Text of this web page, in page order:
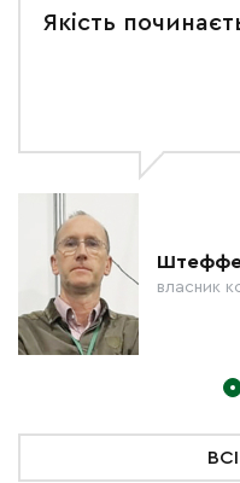
Якість
власник